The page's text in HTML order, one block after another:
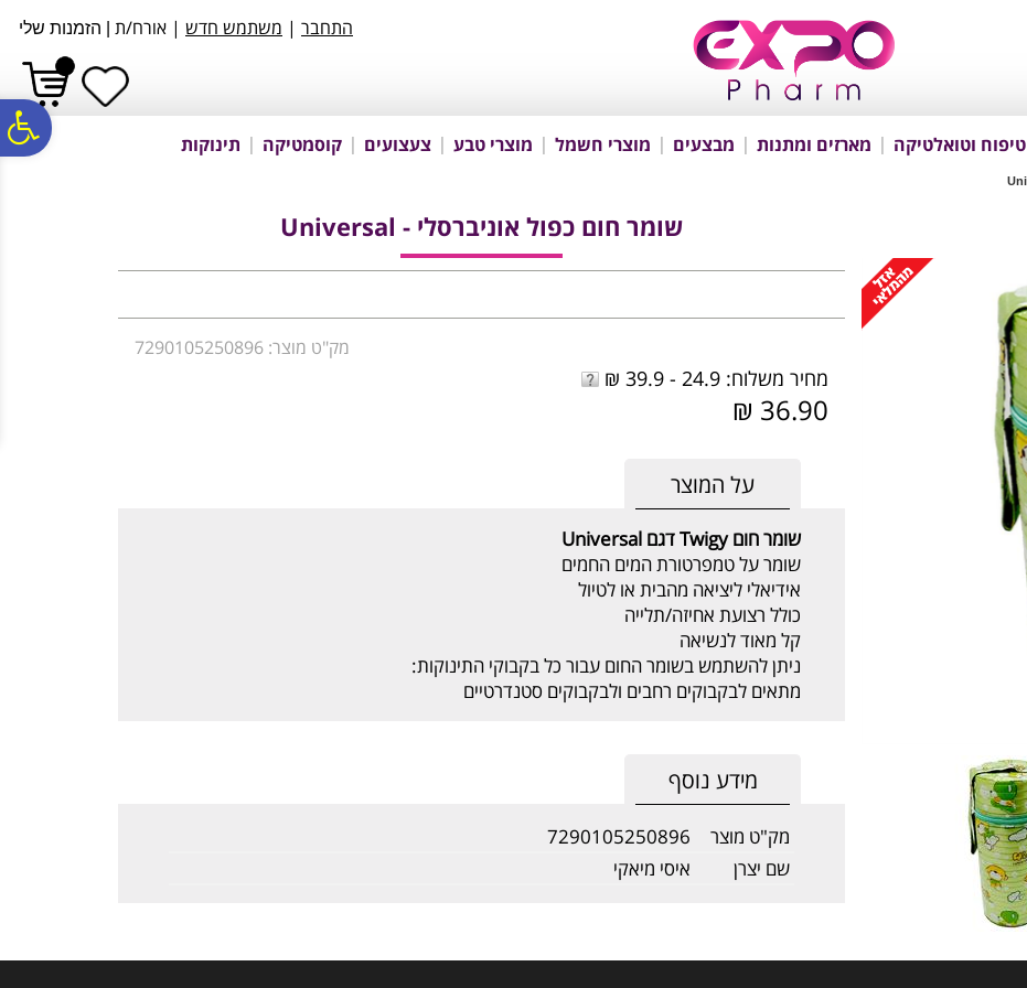
נגישות
אתר
המרכזי
התחבר | משתמש חדש | אורח/ת הזמנות שלי
טיפוח וטואלטיקה מארזים ומתנות מבצעים מוצרי חשמל מוצרי טבע צעצועים קוסמטיקה תינוקות
שומר חום כפול אוניברסלי - Universal
מק"ט מוצר: 7290105250896
מחיר משלוח: 24.9 - 39.9 ₪
36.90 ₪
על המוצר
שומר חום Twigy דגם Universal
שומר על טמפרטורת המים החמים
אידיאלי ליציאה מהבית או לטיול
כולל רצועת אחיזה/תלייה
קל מאוד לנשיאה
ניתן להשתמש בשומר החום עבור כל בקבוקי התינוקות:
מתאים לבקבוקים רחבים ולבקבוקים סטנדרטיים
מידע נוסף
מק"ט מוצר
7290105250896
שם יצרן
איסי מיאקי